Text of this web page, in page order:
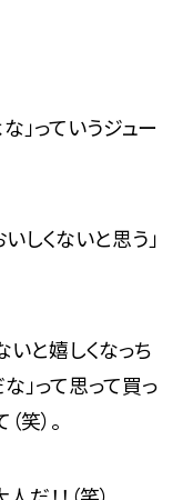
」っていうジュー
しくないと思う」
と嬉しくなっち
」って思って買っ
笑）。